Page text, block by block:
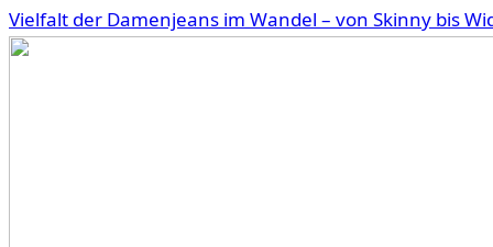
Vielfalt der Damenjeans im Wandel – von Skinny bis